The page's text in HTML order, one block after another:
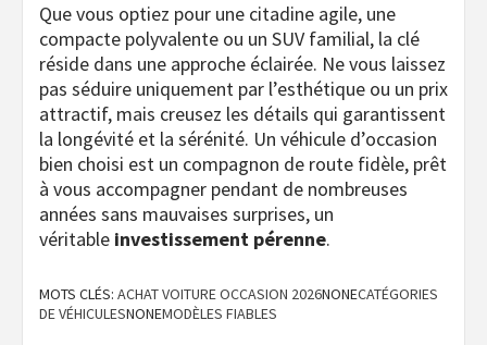
Que vous optiez pour une citadine agile, une
compacte polyvalente ou un SUV familial, la clé
réside dans une approche éclairée. Ne vous laissez
pas séduire uniquement par l’esthétique ou un prix
attractif, mais creusez les détails qui garantissent
la longévité et la sérénité. Un véhicule d’occasion
bien choisi est un compagnon de route fidèle, prêt
à vous accompagner pendant de nombreuses
années sans mauvaises surprises, un
véritable investissement pérenne.
MOTS CLÉS: ACHAT VOITURE OCCASION 2026NONECATÉGORIES
DE VÉHICULESNONEMODÈLES FIABLES